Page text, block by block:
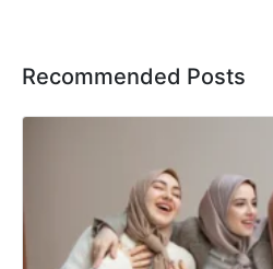
Recommended Posts